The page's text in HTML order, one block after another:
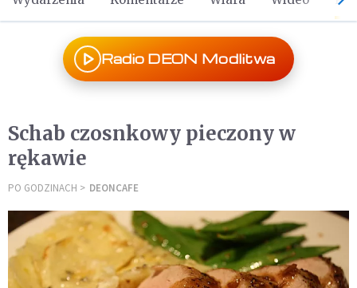
Radio DEON Modlitwa
Schab czosnkowy pieczony w
rękawie
PO GODZINACH DEONCAFE